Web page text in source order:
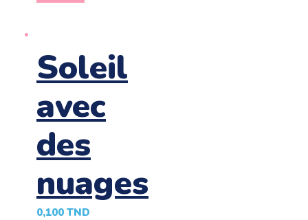
Soleil
avec
des
nuages
0,100 TND